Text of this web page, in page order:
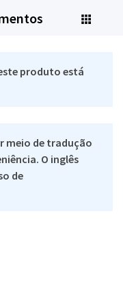
produto está
meio de tradução
O inglês
de